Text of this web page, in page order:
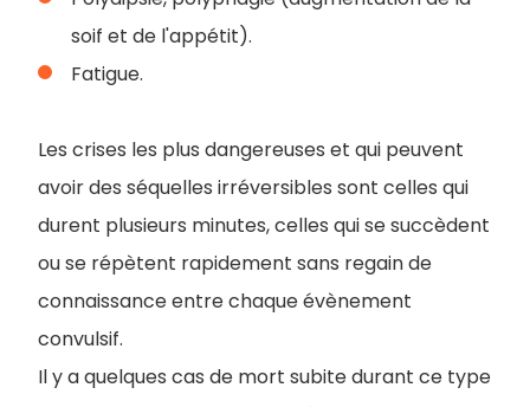
soif et de l'appétit).
Fatigue.
Les crises les plus dangereuses et qui peuvent
avoir des séquelles irréversibles sont celles qui
durent plusieurs minutes, celles qui se succèdent
ou se répètent rapidement sans regain de
connaissance entre chaque évènement
convulsif.
Il y a quelques cas de mort subite durant ce type